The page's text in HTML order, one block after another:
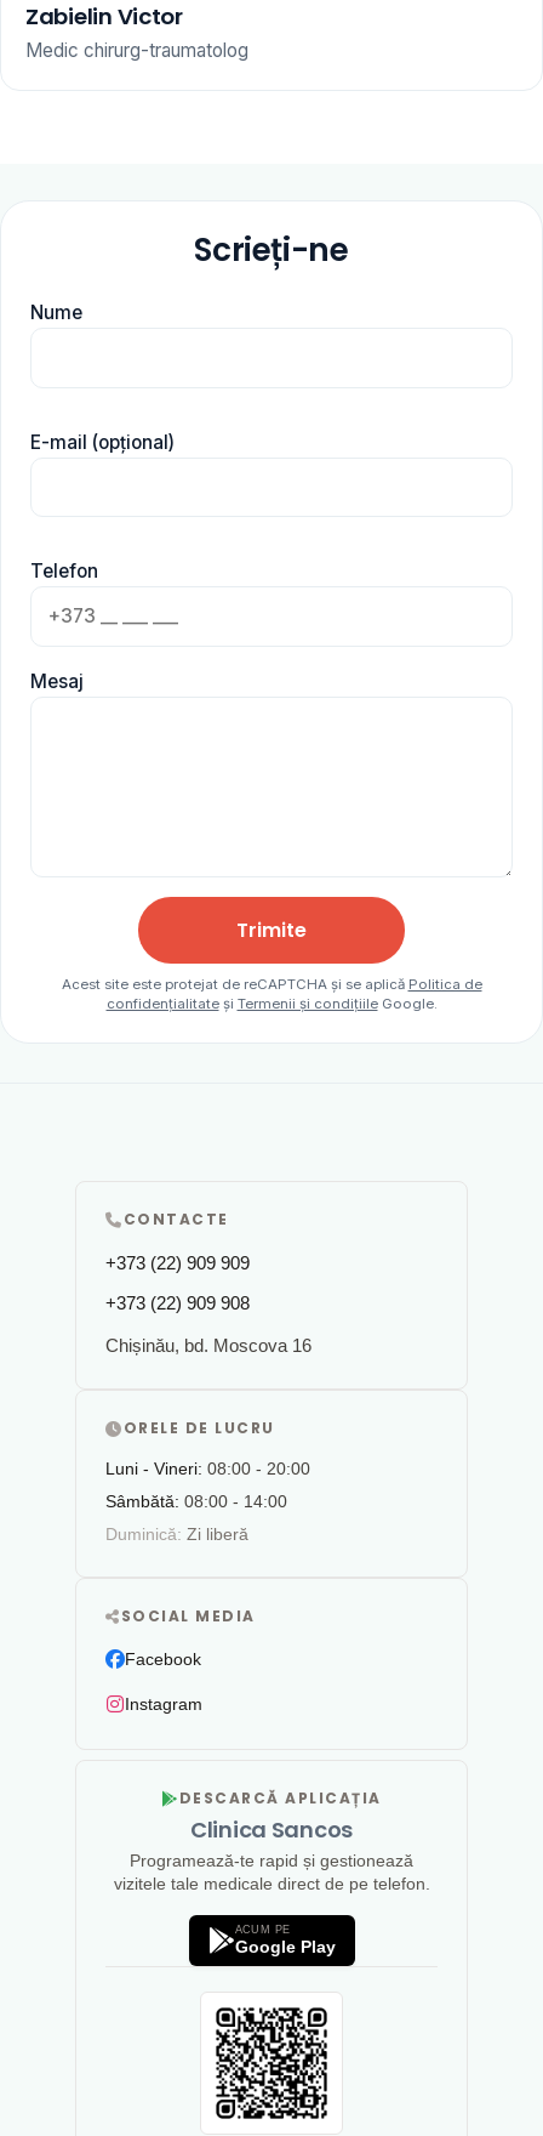
Zabielin Victor
Medic chirurg-traumatolog
Scrieți-ne
Nume
E-mail (opțional)
Telefon
Mesaj
Trimite
Acest site este protejat de reCAPTCHA și se aplică Politica de
confidențialitateși Termenii și condițiileGoogle.
CONTACTE
+373 (22) 909 909
+373 (22) 909 908
Chișinău, bd. Moscova 16
ORELE DE LUCRU
Luni - Vineri: 08:00 - 20:00
Sâmbătă: 08:00 - 14:00
Duminică: Zi liberă
SOCIAL MEDIA
Facebook
Instagram
DESCARCĂ APLICAȚIA
Clinica Sancos
Programează-te rapid și gestionează
vizitele tale medicale direct de pe telefon.
ACUM PE
Google Play